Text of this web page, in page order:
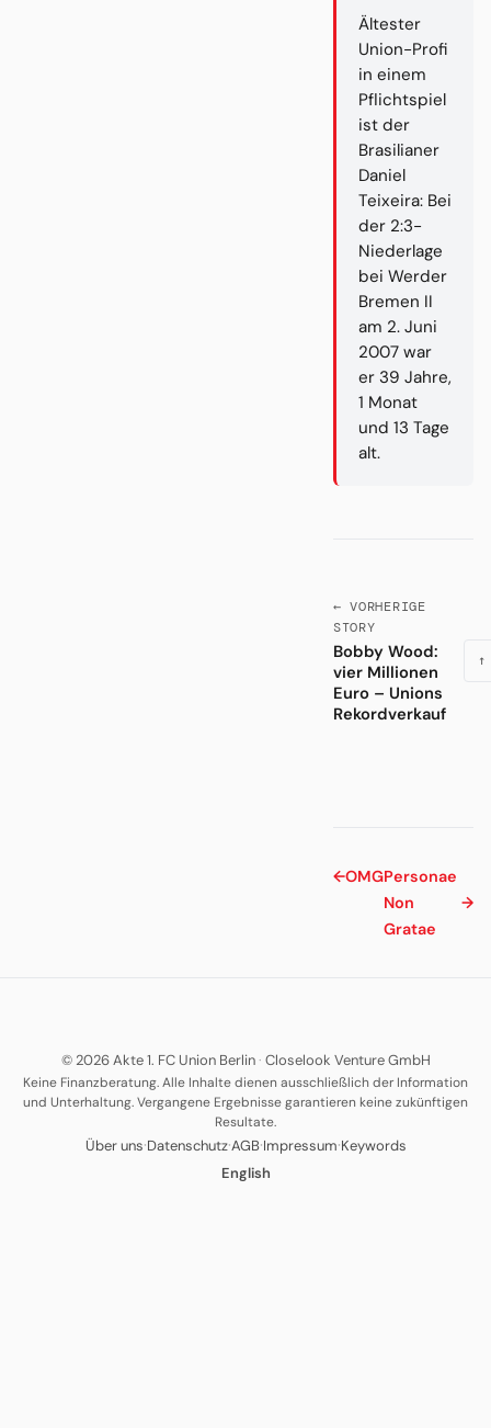
Ältester
Union-Profi
in einem
Pflichtspiel
ist der
Brasilianer
Daniel
Teixeira: Bei
der 2:3-
Niederlage
bei Werder
Bremen II
am 2. Juni
2007 war
er 39 Jahre,
1 Monat
und 13 Tage
alt.
← VORHERIGE
STORY
Bobby Wood:
vier Millionen
Euro – Unions
Rekordverkauf
←OMGPersonae
Non
Gratae
→
© 2026 Akte 1. FC Union Berlin· Closelook Venture GmbH
Keine Finanzberatung. Alle Inhalte dienen ausschließlich der Information
und Unterhaltung. Vergangene Ergebnisse garantieren keine zukünftigen
Resultate.
Über uns·Datenschutz·AGB·Impressum·Keywords
English